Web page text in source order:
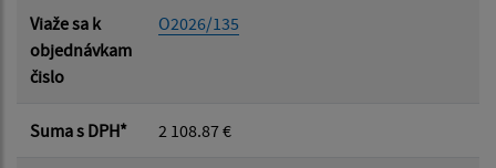
Viaže sa k
objednávkam
čislo
O2026/135
Suma s DPH* 2 108.87 €